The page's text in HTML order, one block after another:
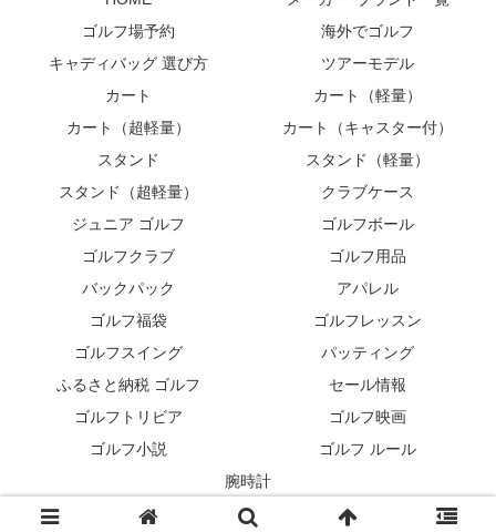
ゴルフ場予約
海外でゴルフ
キャディバッグ 選び方
ツアーモデル
カート
カート（軽量）
カート（超軽量）
カート（キャスター付）
スタンド
スタンド（軽量）
スタンド（超軽量）
クラブケース
ジュニア ゴルフ
ゴルフボール
ゴルフクラブ
ゴルフ用品
バックパック
アパレル
ゴルフ福袋
ゴルフレッスン
ゴルフスイング
パッティング
ふるさと納税 ゴルフ
セール情報
ゴルフトリビア
ゴルフ映画
ゴルフ小説
ゴルフ ルール
腕時計
© 2007 キャディバッグ⛳最新モデル紹介.